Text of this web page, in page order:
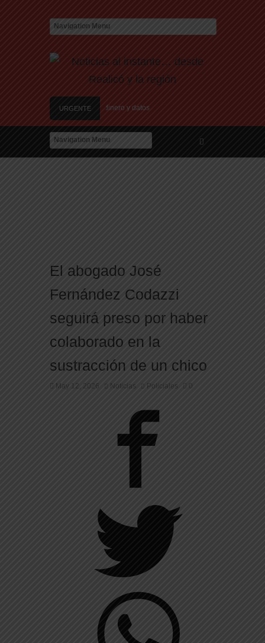
URGENTE
laborales para robar dinero y datos
de datos en Texas debido a preocupaciones sobre el consumo eléctrico y
El abogado José
Fernández Codazzi
seguirá preso por haber
colaborado en la
sustracción de un chico
May 12, 2026 Noticias Policiales 0